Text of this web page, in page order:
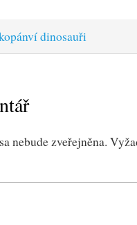
dinosauři
nebude zveřejněna.